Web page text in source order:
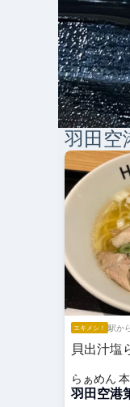
羽田空
エキメシ！ 駅か
貝出汁塩
らぁめん
羽田空港